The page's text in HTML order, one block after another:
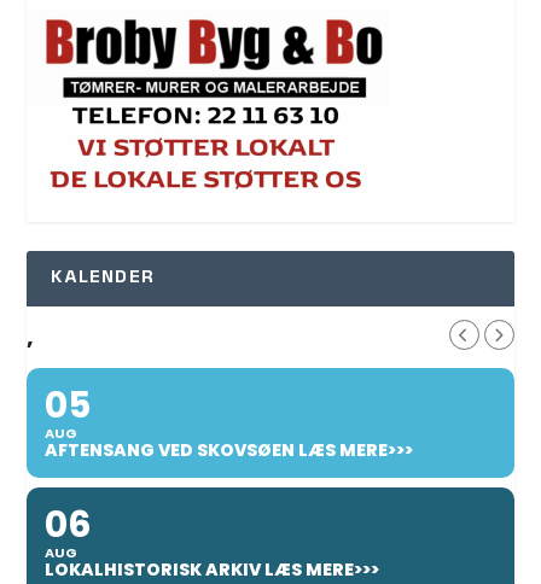
KALENDER
,
05
AUG
AFTENSANG VED SKOVSØEN LÆS MERE>>>
06
AUG
LOKALHISTORISK ARKIV LÆS MERE>>>